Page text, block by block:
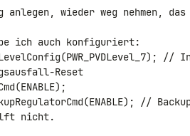
anlegen, wieder weg nehmen,
ich auch konfiguriert:
Reset
//
nicht.